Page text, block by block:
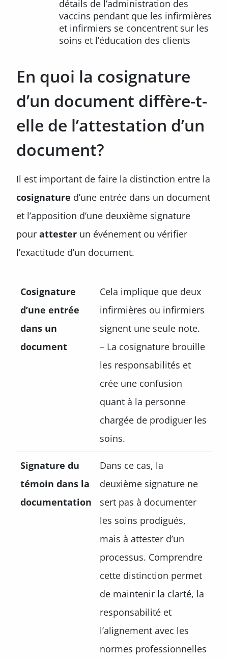
détails de l’administration des
vaccins pendant que les infirmières
et infirmiers se concentrent sur les
soins et l’éducation des clients
En quoi la cosignature
d’un document diffère-t-
elle de l’attestation d’un
document?
Il est important de faire la distinction entre la
cosignature d’une entrée dans un document
et l’apposition d’une deuxième signature
pour attester un événement ou vérifier
l’exactitude d’un document.
Cosignature
d’une entrée
dans un
document
Cela implique que deux
infirmières ou infirmiers
signent une seule note.
– La cosignature brouille
les responsabilités et
crée une confusion
quant à la personne
chargée de prodiguer les
soins.
Signature du
témoin dans la
documentation
Dans ce cas, la
deuxième signature ne
sert pas à documenter
les soins prodigués,
mais à attester d’un
processus. Comprendre
cette distinction permet
de maintenir la clarté, la
responsabilité et
l’alignement avec les
normes professionnelles